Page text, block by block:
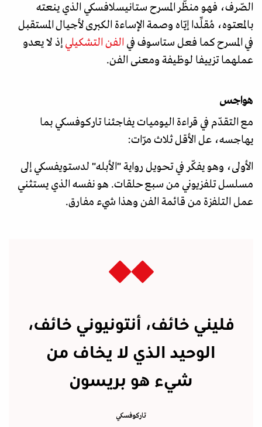
الصّرف، فهو منظّر المسرح ستانيسلافسكي الذي ينعته
بالمعتوه، مُقلِّدا إيّاه وصمة الإساءة الكبرى لأجيال المستقبل
في المسرح كما فعل ستاسوف في الفن التشكيليإذ لا يعدو
عملهما تزييفا لوظيفة ومعنى الفن.
هواجس
مع التقدّم في قراءة اليوميات يفاجئنا تاركوفسكي بما
يهاجسه، عل الأقل ثلاث مرّات:
الأولى، وهو يفكّر في تحويل رواية "الأبله" لدستويفسكي إلى
مسلسل تلفزيوني من سبع حلقات. هو نفسه الذي يستثني
عمل التلفزة من قائمة الفن وهذا شيء مفارق.
فليني خائف، أنتونيوني خائف،
الوحيد الذي لا يخاف من
شيء هو بريسون
تاركوفسكي